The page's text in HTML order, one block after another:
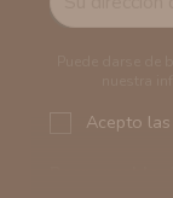
Acepto las
Responsable